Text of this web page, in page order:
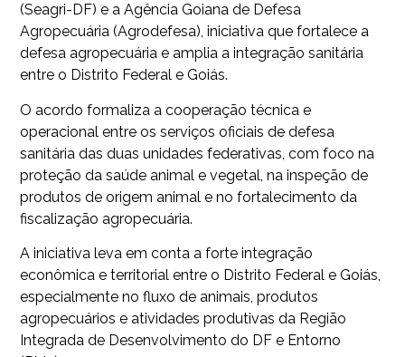
(Seagri-DF) e a Agência Goiana de Defesa
Agropecuária (Agrodefesa), iniciativa que fortalece a
defesa agropecuária e amplia a integração sanitária
entre o Distrito Federal e Goiás.
O acordo formaliza a cooperação técnica e
operacional entre os serviços oficiais de defesa
sanitária das duas unidades federativas, com foco na
proteção da saúde animal e vegetal, na inspeção de
produtos de origem animal e no fortalecimento da
fiscalização agropecuária.
A iniciativa leva em conta a forte integração
econômica e territorial entre o Distrito Federal e Goiás,
especialmente no fluxo de animais, produtos
agropecuários e atividades produtivas da Região
Integrada de Desenvolvimento do DF e Entorno